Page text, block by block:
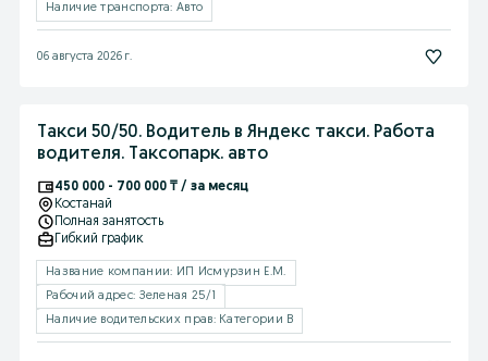
Наличие транспорта: Авто
06 августа 2026 г.
Такси 50/50. Водитель в Яндекс такси. Работа
водителя. Таксопарк. авто
450 000 - 700 000 ₸ / за месяц
Костанай
Полная занятость
Гибкий график
Название компании: ИП Исмурзин Е.М.
Рабочий адрес: Зеленая 25/1
Наличие водительских прав: Категории B